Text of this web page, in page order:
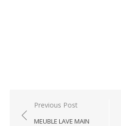
Post
navigation
Previous Post
MEUBLE LAVE MAIN